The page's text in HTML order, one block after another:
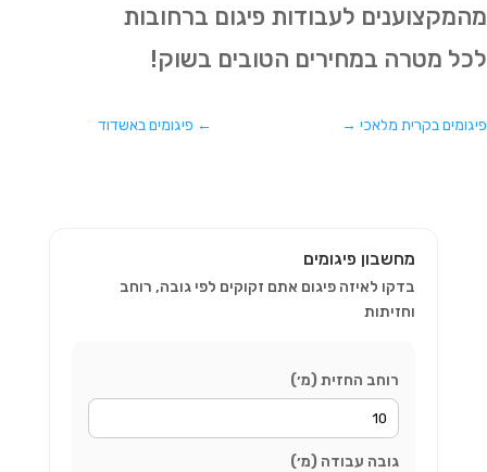
מהמקצוענים לעבודות פיגום ברחובות
לכל מטרה במחירים הטובים בשוק!
← פיגומים באשדוד פיגומים בקרית מלאכי →
מחשבון פיגומים
בדקו לאיזה פיגום אתם זקוקים לפי גובה, רוחב
וחזיתות
רוחב החזית (מ׳)
גובה עבודה (מ׳)